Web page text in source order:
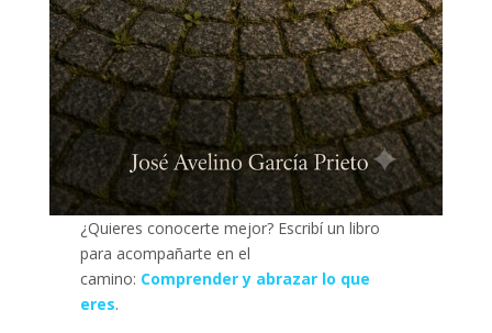
¿Quieres conocerte mejor? Escribí un libro
para acompañarte en el
camino: Comprender y abrazar lo que
eres.